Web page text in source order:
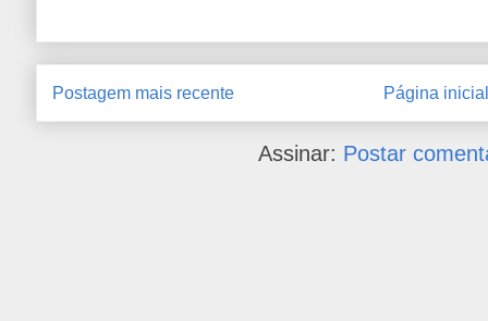
Postagem mais recente Página inicial
Assinar: Postar